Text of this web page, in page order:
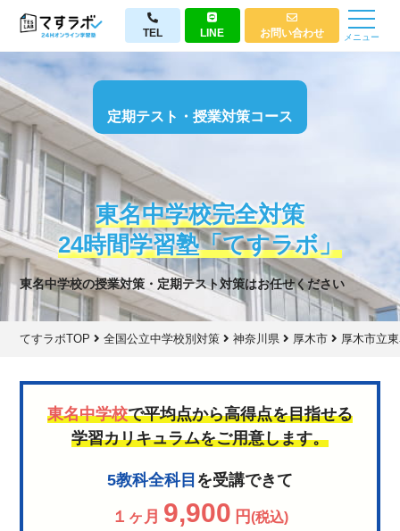
TEL LINE お問い合わせ メニュー
定期テスト・授業対策コース
東名中学校完全対策
24時間学習塾「てすラボ」
東名中学校の授業対策・定期テスト対策はお任せください
てすラボTOP 全国公立中学校別対策 神奈川県 厚木市 厚木市立
東名中学校で平均点から高得点を目指せる
学習カリキュラムをご用意します。
5教科全科目 を受講できて
１ヶ月 9,900 円(税込)